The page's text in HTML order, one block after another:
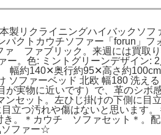
製リクライニングハイバックソフ
クトカウチソファー「forun」フ
ファブリック。来週には買取り
。色: ミントグリーンデザイン:
け 幅約140✕奥行約95✕高さ約
ソファーベッド 北欧 幅180 洗え
実物に近いです）で、革のシボ
セット。左ひじ掛けの下側に目
立つ汚れや傷はないと思います
き。＊カウチ ソファセット＊。
ソファー☆